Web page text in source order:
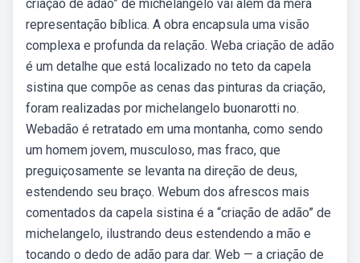
criação de adão” de michelangelo vai além da mera
representação bíblica. A obra encapsula uma visão
complexa e profunda da relação. Weba criação de adão
é um detalhe que está localizado no teto da capela
sistina que compõe as cenas das pinturas da criação,
foram realizadas por michelangelo buonarotti no.
Webadão é retratado em uma montanha, como sendo
um homem jovem, musculoso, mas fraco, que
preguiçosamente se levanta na direção de deus,
estendendo seu braço. Webum dos afrescos mais
comentados da capela sistina é a “criação de adão” de
michelangelo, ilustrando deus estendendo a mão e
tocando o dedo de adão para dar. Web — a criação de